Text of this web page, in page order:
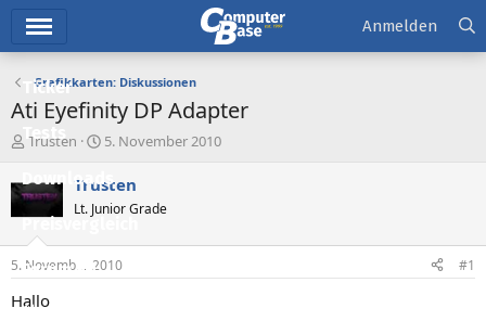
Ticker
Tests
Downloads
Preisvergleich
Forum
Aktuelles
Anmelden
Grafikkarten: Diskussionen
Ati Eyefinity DP Adapter
E
s
t
e
l
e
r
Trusten
E
s
e
l
t
5. November 2010
Trusten
Lt. Junior Grade
5. November 2010 #1
Hallo